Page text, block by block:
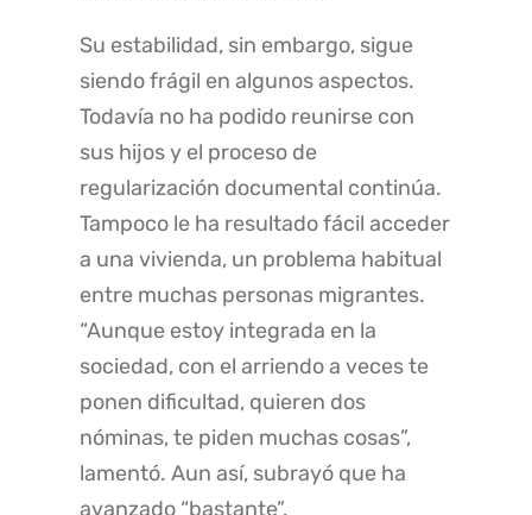
Su estabilidad, sin embargo, sigue
siendo frágil en algunos aspectos.
Todavía no ha podido reunirse con
sus hijos y el proceso de
regularización documental continúa.
Tampoco le ha resultado fácil acceder
a una vivienda, un problema habitual
entre muchas personas migrantes.
“Aunque estoy integrada en la
sociedad, con el arriendo a veces te
ponen dificultad, quieren dos
nóminas, te piden muchas cosas”,
lamentó. Aun así, subrayó que ha
avanzado “bastante”.